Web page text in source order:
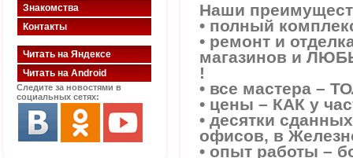
Знакомства
Контакты
Читать на Яндексе
Читать на Android
Следите за новостями в
социальных сетях:
Наши
• полный
• ремонт и
магазинов и
!
• все мастера –
• цены – КАК у
• десятки
офисов, в
• опыт работы –